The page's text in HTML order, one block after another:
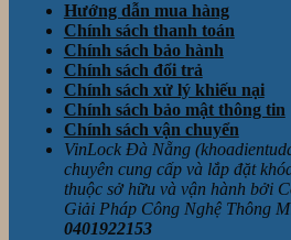
Hướng dẫn mua hàng
Chính sách thanh toán
Chính sách bảo hành
Chính sách đổi trả
Chính sách xử lý khiếu nại
Chính sách bảo mật thông tin
Chính sách vận chuyển
VinLock Đà Nẵng
chuyên cung cấp và lắp đặt
thuộc sở hữu và vận hành bởi
Giải Pháp Công Nghệ Thông
0401922153